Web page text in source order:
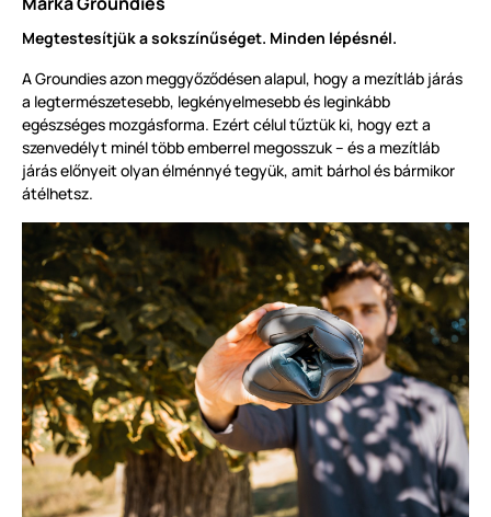
Megtestesítjük a sokszínűséget. Minden lépésnél.
A Groundies azon meggyőződésen alapul, hogy a mezítláb járás
a legtermészetesebb, legkényelmesebb és leginkább
egészséges mozgásforma. Ezért célul tűztük ki, hogy ezt a
szenvedélyt minél több emberrel megosszuk – és a mezítláb
járás előnyeit olyan élménnyé tegyük, amit bárhol és bármikor
átélhetsz.